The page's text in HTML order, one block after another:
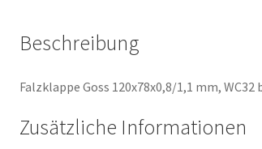
Beschreibung
Falzklappe Goss 120x78x0,8/1,1 mm,
Zusätzliche Informationen